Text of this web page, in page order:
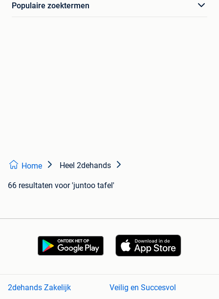
Populaire zoektermen
Home Heel 2dehands
66 resultaten voor 'juntoo tafel'
2dehands Zakelijk Veilig en Succesvol